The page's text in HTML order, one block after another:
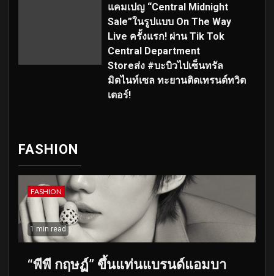
แคมเปญ “Central Midnight
Sale”ในรูปแบบ On The Way
Live ครั้งแรก! ผ่าน Tik Tok
Central Department
Storeส่ง #บะบิวไปเซ็นทรัล
มิดไนท์เซล ทะยานติดเทรนด์ทวิต
เตอร์!
FASHION
FASHION
1 min read
“พีพี กฤษฏ์” ขึ้นแท่นแบรนด์แอมบา